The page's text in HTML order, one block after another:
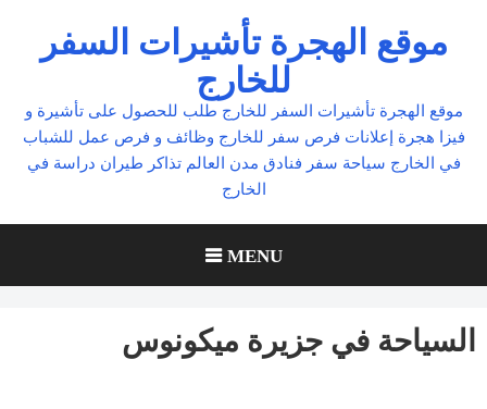
موقع الهجرة تأشيرات السفر
للخارج
موقع الهجرة تأشيرات السفر للخارج طلب للحصول على تأشيرة و
فيزا هجرة إعلانات فرص سفر للخارج وظائف و فرص عمل للشباب
في الخارج سياحة سفر فنادق مدن العالم تذاكر طيران دراسة في
الخارج
MENU
السياحة في جزيرة ميكونوس